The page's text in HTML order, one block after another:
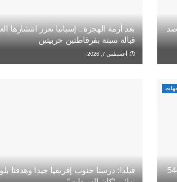
بعد أزمة الهجرة.. إسبانيا تعزز انتشارها
قبالة سبتة بفرقاطتين حربيتين
أغسطس 7, 2026
موسما قياسيا بإنتاج ناهز 544
فيلدا: درسنا جنوب إفريقيا جيدا وهدفنا